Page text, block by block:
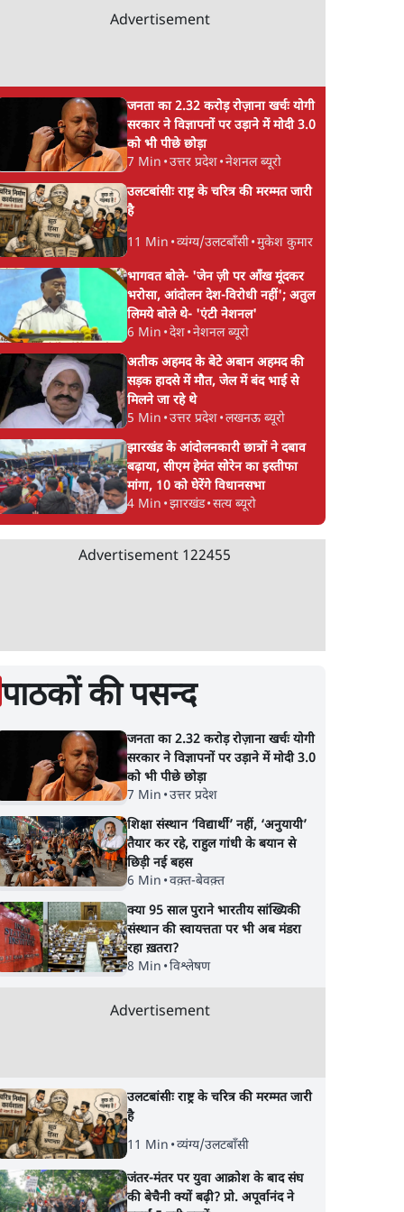
याद
नीट पेपर लीक: राजस्थान में
₹60 लाख का सौदा, बीजेपी
यूथ विंग, सीकर कोचिंग सेंटर्स
एक ही परिवार के 5
2025 में निकाला था
Advertisement
जनता का 2.32 करोड़ रोज़ाना खर्चः योगी
सरकार ने विज्ञापनों पर उड़ाने में मोदी 3.0
को भी पीछे छोड़ा
7 Min •उत्तर प्रदेश•नेशनल ब्यूरो
उलटबांसीः राष्ट्र के चरित्र की मरम्मत जारी
है
11 Min •व्यंग्य/उलटबाँसी•मुकेश कुमार
भागवत बोले- 'जेन ज़ी पर आँख मूंदकर
भरोसा, आंदोलन देश-विरोधी नहीं'; अतुल
लिमये बोले थे- 'एंटी नेशनल'
6 Min •देश•नेशनल ब्यूरो
अतीक अहमद के बेटे अबान अहमद की
सड़क हादसे में मौत, जेल में बंद भाई से
मिलने जा रहे थे
5 Min •उत्तर प्रदेश•लखनऊ ब्यूरो
झारखंड के आंदोलनकारी छात्रों ने दबाव
बढ़ाया, सीएम हेमंत सोरेन का इस्तीफा
मांगा, 10 को घेरेंगे विधानसभा
4 Min •झारखंड•सत्य ब्यूरो
Advertisement 122455
पाठकों की पसन्द
जनता का 2.32 करोड़ रोज़ाना खर्चः योगी
सरकार ने विज्ञापनों पर उड़ाने में मोदी 3.0
को भी पीछे छोड़ा
7 Min •उत्तर प्रदेश
शिक्षा संस्थान ‘विद्यार्थी’ नहीं, ‘अनुयायी’
तैयार कर रहे, राहुल गांधी के बयान से
छिड़ी नई बहस
6 Min •वक़्त-बेवक़्त
क्या 95 साल पुराने भारतीय सांख्यिकी
संस्थान की स्वायत्तता पर भी अब मंडरा
रहा ख़तरा?
8 Min •विश्लेषण
Advertisement
उलटबांसीः राष्ट्र के चरित्र की मरम्मत जारी
है
11 Min •व्यंग्य/उलटबाँसी
जंतर-मंतर पर युवा आक्रोश के बाद संघ
की बेचैनी क्यों बढ़ी? प्रो. अपूर्वानंद ने